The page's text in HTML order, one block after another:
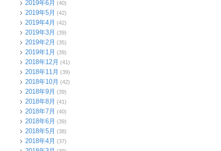
2019年6月 (40)
2019年5月 (42)
2019年4月 (42)
2019年3月 (39)
2019年2月 (35)
2019年1月 (39)
2018年12月 (41)
2018年11月 (39)
2018年10月 (42)
2018年9月 (39)
2018年8月 (41)
2018年7月 (40)
2018年6月 (39)
2018年5月 (38)
2018年4月 (37)